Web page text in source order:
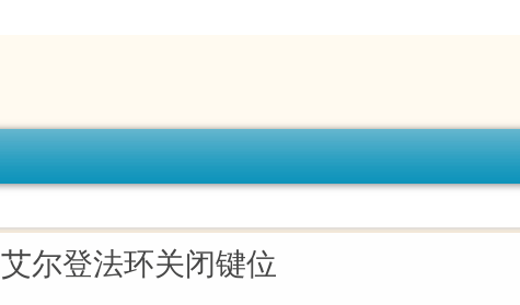
艾尔登法环关闭键位